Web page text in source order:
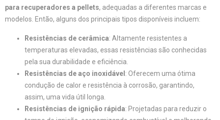
para recuperadores a pellets, adequadas a diferentes marcas e
modelos. Então, alguns dos principais tipos disponíveis incluem:
Resistências de cerâmica: Altamente resistentes a
temperaturas elevadas, essas resistências são conhecidas
pela sua durabilidade e eficiência.
Resistências de aço inoxidável : Oferecem uma ótima
condução de calor e resistência à corrosão, garantindo,
assim, uma vida útil longa.
Resistências de ignição rápida: Projetadas para reduzir o